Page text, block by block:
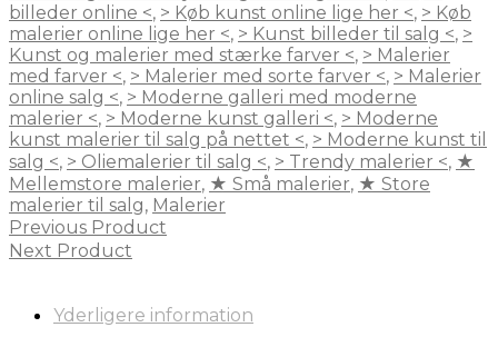
billeder online <, > Køb kunst online lige her <, > Køb
malerier online lige her <, > Kunst billeder til salg <, >
Kunst og malerier med stærke farver <, > Malerier
med farver <, > Malerier med sorte farver <, > Malerier
online salg <, > Moderne galleri med moderne
malerier <, > Moderne kunst galleri <, > Moderne
kunst malerier til salg på nettet <, > Moderne kunst til
salg <, > Oliemalerier til salg <, > Trendy malerier <, ★
Mellemstore malerier, ★ Små malerier, ★ Store
malerier til salg, Malerier
Previous Product
Next Product
Yderligere information